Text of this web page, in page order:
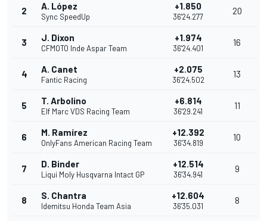
2 A. López
Sync SpeedUp
+1.850
36'24.277
20
3 J. Dixon
CFMOTO Inde Aspar Team
+1.974
36'24.401
16
4 A. Canet
Fantic Racing
+2.075
36'24.502
13
5 T. Arbolino
Elf Marc VDS Racing Team
+6.814
36'29.241
11
6 M. Ramírez
OnlyFans American Racing Team
+12.392
36'34.819
10
7 D. Binder
Liqui Moly Husqvarna Intact GP
+12.514
36'34.941
9
8 S. Chantra
Idemitsu Honda Team Asia
+12.604
36'35.031
8